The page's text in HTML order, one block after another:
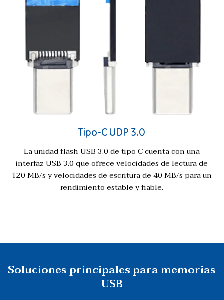
Tipo-C UDP 3.0
La unidad flash USB 3.0 de tipo C cuenta con una
interfaz USB 3.0 que ofrece velocidades de lectura de
120 MB/s y velocidades de escritura de 40 MB/s para un
rendimiento estable y fiable.
Soluciones principales para memorias
USB